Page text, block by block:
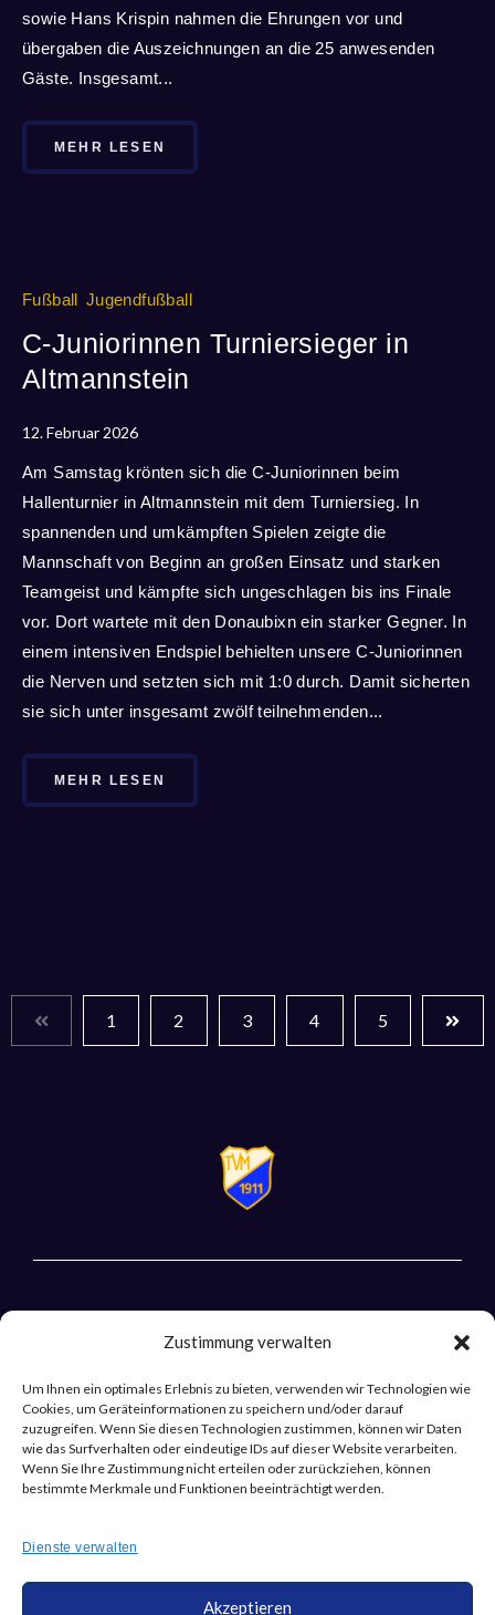
Zustimmung verwalten
Um Ihnen ein optimales Erlebnis zu bieten, verwenden wir Technologien wie
Cookies, um Geräteinformationen zu speichern und/oder darauf
zuzugreifen. Wenn Sie diesen Technologien zustimmen, können wir Daten
wie das Surfverhalten oder eindeutige IDs auf dieser Website verarbeiten.
Wenn Sie Ihre Zustimmung nicht erteilen oder zurückziehen, können
bestimmte Merkmale und Funktionen beeinträchtigt werden.
Dienste verwalten
Akzeptieren
sowie Hans Krispin nahmen die Ehrungen vor und
übergaben die Auszeichnungen an die 25 anwesenden
Gäste. Insgesamt...
MEHR LESEN
Fußball Jugendfußball
C-Juniorinnen Turniersieger in
Altmannstein
12. Februar 2026
Am Samstag krönten sich die C-Juniorinnen beim
Hallenturnier in Altmannstein mit dem Turniersieg. In
spannenden und umkämpften Spielen zeigte die
Mannschaft von Beginn an großen Einsatz und starken
Teamgeist und kämpfte sich ungeschlagen bis ins Finale
vor. Dort wartete mit den Donaubixn ein starker Gegner. In
einem intensiven Endspiel behielten unsere C-Juniorinnen
die Nerven und setzten sich mit 1:0 durch. Damit sicherten
sie sich unter insgesamt zwölf teilnehmenden...
MEHR LESEN
1 2 3 4 5